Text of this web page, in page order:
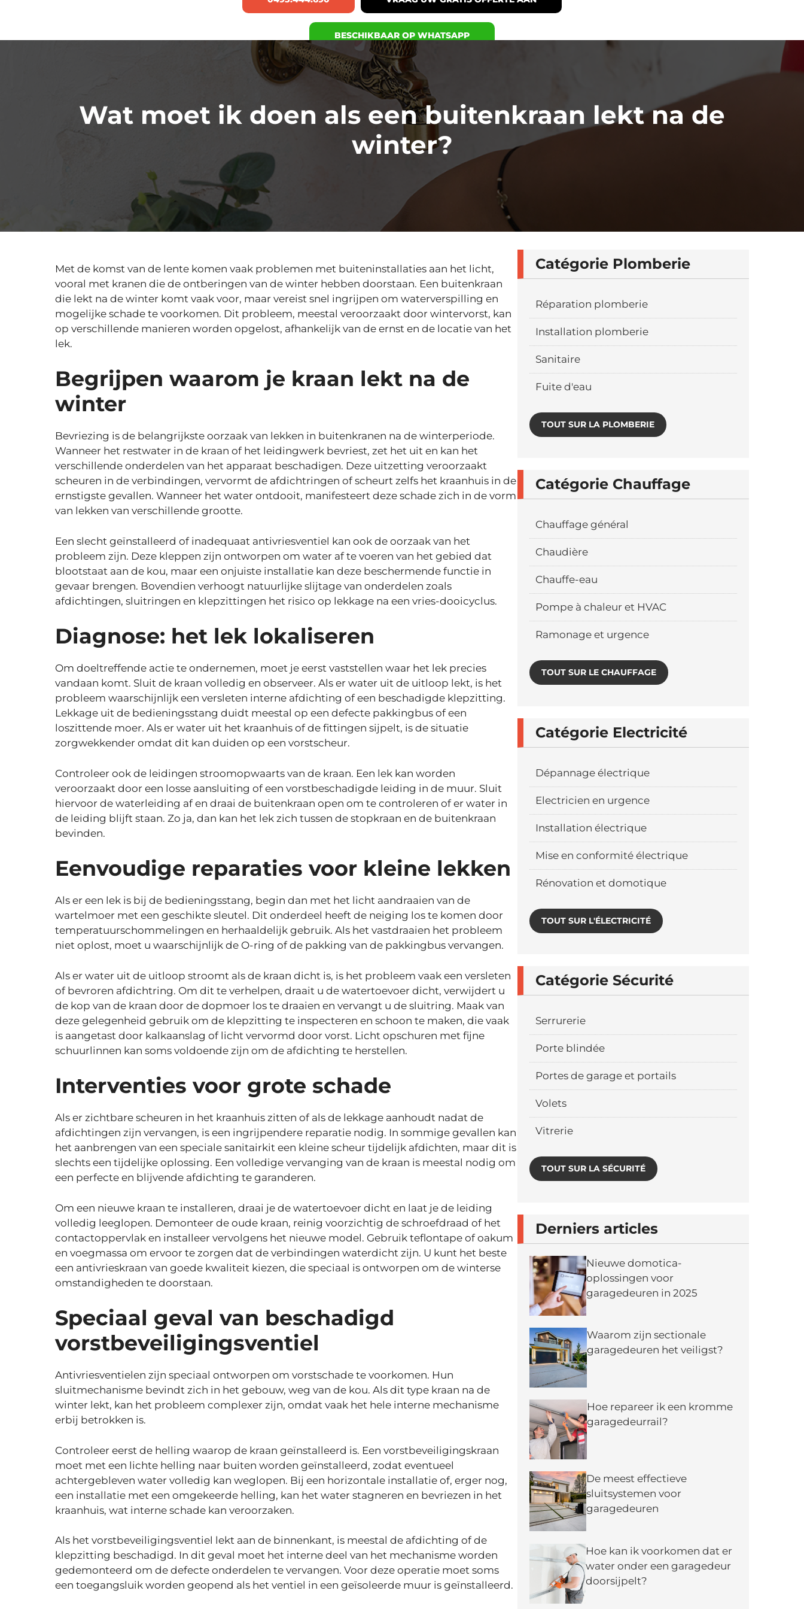
BESCHIKBAAR OP WHATSAPP
Wat moet ik doen als een buitenkraan lekt na de
winter?
Met de komst van de lente komen vaak problemen met buiteninstallaties aan het licht,
vooral met kranen die de ontberingen van de winter hebben doorstaan. Een buitenkraan
die lekt na de winter komt vaak voor, maar vereist snel ingrijpen om waterverspilling en
mogelijke schade te voorkomen. Dit probleem, meestal veroorzaakt door wintervorst, kan
op verschillende manieren worden opgelost, afhankelijk van de ernst en de locatie van het
lek.
Begrijpen waarom je kraan lekt na de
winter
Bevriezing is de belangrijkste oorzaak van lekken in buitenkranen na de winterperiode.
Wanneer het restwater in de kraan of het leidingwerk bevriest, zet het uit en kan het
verschillende onderdelen van het apparaat beschadigen. Deze uitzetting veroorzaakt
scheuren in de verbindingen, vervormt de afdichtringen of scheurt zelfs het kraanhuis in de
ernstigste gevallen. Wanneer het water ontdooit, manifesteert deze schade zich in de vorm
van lekken van verschillende grootte.
Een slecht geïnstalleerd of inadequaat antivriesventiel kan ook de oorzaak van het
probleem zijn. Deze kleppen zijn ontworpen om water af te voeren van het gebied dat
blootstaat aan de kou, maar een onjuiste installatie kan deze beschermende functie in
gevaar brengen. Bovendien verhoogt natuurlijke slijtage van onderdelen zoals
afdichtingen, sluitringen en klepzittingen het risico op lekkage na een vries-dooicyclus.
Diagnose: het lek lokaliseren
Om doeltreffende actie te ondernemen, moet je eerst vaststellen waar het lek precies
vandaan komt. Sluit de kraan volledig en observeer. Als er water uit de uitloop lekt, is het
probleem waarschijnlijk een versleten interne afdichting of een beschadigde klepzitting.
Lekkage uit de bedieningsstang duidt meestal op een defecte pakkingbus of een
loszittende moer. Als er water uit het kraanhuis of de fittingen sijpelt, is de situatie
zorgwekkender omdat dit kan duiden op een vorstscheur.
Controleer ook de leidingen stroomopwaarts van de kraan. Een lek kan worden
veroorzaakt door een losse aansluiting of een vorstbeschadigde leiding in de muur. Sluit
hiervoor de waterleiding af en draai de buitenkraan open om te controleren of er water in
de leiding blijft staan. Zo ja, dan kan het lek zich tussen de stopkraan en de buitenkraan
bevinden.
Eenvoudige reparaties voor kleine lekken
Als er een lek is bij de bedieningsstang, begin dan met het licht aandraaien van de
wartelmoer met een geschikte sleutel. Dit onderdeel heeft de neiging los te komen door
temperatuurschommelingen en herhaaldelijk gebruik. Als het vastdraaien het probleem
niet oplost, moet u waarschijnlijk de O-ring of de pakking van de pakkingbus vervangen.
Als er water uit de uitloop stroomt als de kraan dicht is, is het probleem vaak een versleten
of bevroren afdichtring. Om dit te verhelpen, draait u de watertoevoer dicht, verwijdert u
de kop van de kraan door de dopmoer los te draaien en vervangt u de sluitring. Maak van
deze gelegenheid gebruik om de klepzitting te inspecteren en schoon te maken, die vaak
is aangetast door kalkaanslag of licht vervormd door vorst. Licht opschuren met fijne
schuurlinnen kan soms voldoende zijn om de afdichting te herstellen.
Interventies voor grote schade
Als er zichtbare scheuren in het kraanhuis zitten of als de lekkage aanhoudt nadat de
afdichtingen zijn vervangen, is een ingrijpendere reparatie nodig. In sommige gevallen kan
het aanbrengen van een speciale sanitairkit een kleine scheur tijdelijk afdichten, maar dit is
slechts een tijdelijke oplossing. Een volledige vervanging van de kraan is meestal nodig om
een perfecte en blijvende afdichting te garanderen.
Om een nieuwe kraan te installeren, draai je de watertoevoer dicht en laat je de leiding
volledig leeglopen. Demonteer de oude kraan, reinig voorzichtig de schroefdraad of het
contactoppervlak en installeer vervolgens het nieuwe model. Gebruik teflontape of oakum
en voegmassa om ervoor te zorgen dat de verbindingen waterdicht zijn. U kunt het beste
een antivrieskraan van goede kwaliteit kiezen, die speciaal is ontworpen om de winterse
omstandigheden te doorstaan.
Speciaal geval van beschadigd
vorstbeveiligingsventiel
Antivriesventielen zijn speciaal ontworpen om vorstschade te voorkomen. Hun
sluitmechanisme bevindt zich in het gebouw, weg van de kou. Als dit type kraan na de
winter lekt, kan het probleem complexer zijn, omdat vaak het hele interne mechanisme
erbij betrokken is.
Controleer eerst de helling waarop de kraan geïnstalleerd is. Een vorstbeveiligingskraan
moet met een lichte helling naar buiten worden geïnstalleerd, zodat eventueel
achtergebleven water volledig kan weglopen. Bij een horizontale installatie of, erger nog,
een installatie met een omgekeerde helling, kan het water stagneren en bevriezen in het
kraanhuis, wat interne schade kan veroorzaken.
Als het vorstbeveiligingsventiel lekt aan de binnenkant, is meestal de afdichting of de
klepzitting beschadigd. In dit geval moet het interne deel van het mechanisme worden
gedemonteerd om de defecte onderdelen te vervangen. Voor deze operatie moet soms
een toegangsluik worden geopend als het ventiel in een geïsoleerde muur is geïnstalleerd.
Catégorie Plomberie
Réparation plomberie
Installation plomberie
Sanitaire
Fuite d'eau
TOUT SUR LA PLOMBERIE
Catégorie Chauffage
Chauffage général
Chaudière
Chauffe-eau
Pompe à chaleur et HVAC
Ramonage et urgence
TOUT SUR LE CHAUFFAGE
Catégorie Electricité
Dépannage électrique
Electricien en urgence
Installation électrique
Mise en conformité électrique
Rénovation et domotique
TOUT SUR L'ÉLECTRICITÉ
Catégorie Sécurité
Serrurerie
Porte blindée
Portes de garage et portails
Volets
Vitrerie
TOUT SUR LA SÉCURITÉ
Derniers articles
Nieuwe domotica-
oplossingen voor
garagedeuren in 2025
Waarom zijn sectionale
garagedeuren het veiligst?
Hoe repareer ik een kromme
garagedeurrail?
De meest effectieve
sluitsystemen voor
garagedeuren
Hoe kan ik voorkomen dat er
water onder een garagedeur
doorsijpelt?